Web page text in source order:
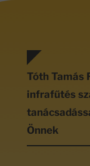
Tóth Tamás
infrafűtés
Önnek